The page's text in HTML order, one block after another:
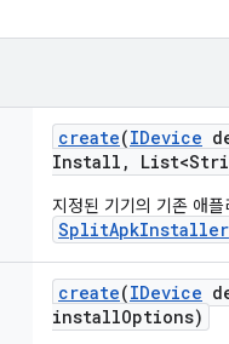
create(IDevice
Install ,
지정된 기기의 기존 애
SplitApkInstaller
create(IDevice
installOptions)